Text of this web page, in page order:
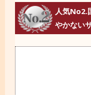
人気No2.
やかない